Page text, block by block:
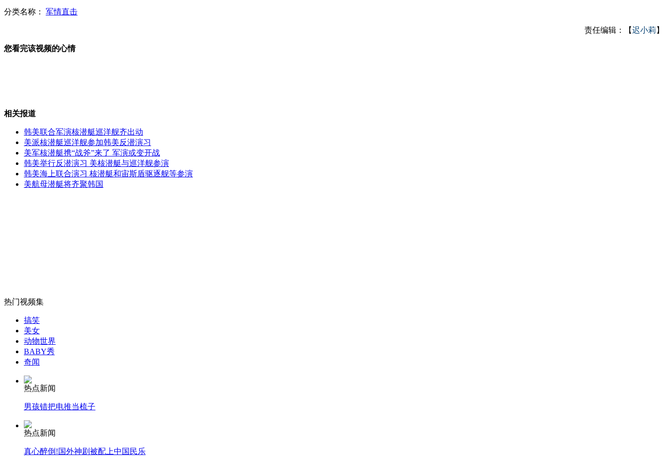
新交规催火代驾 月薪能挣上万元
无痛分娩是否安全 医生回应
外交部：反对强权政治霸凌主义
外交部：有关国家言论片面不公正
安徽一实载49人客车翻车
分类名称： 军情直击
责任编辑：【迟小莉 】
您看完该视频的心情
相关报道
韩美联合军演核潜艇巡洋舰齐出动
美派核潜艇巡洋舰参加韩美反潜演习
美军核潜艇携“战斧”来了 军演或变开战
韩美举行反潜演习 美核潜艇与巡洋舰参演
韩美海上联合演习 核潜艇和宙斯盾驱逐舰等参演
美航母潜艇将齐聚韩国
热门视频集
搞笑
美女
动物世界
BABY秀
奇闻
热点新闻
男孩错把电推当梳子
热点新闻
真心醉倒!国外神剧被配上中国民乐